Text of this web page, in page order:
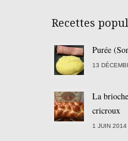
Recettes
Purée
13
La
cricroux
1 JUIN 2014